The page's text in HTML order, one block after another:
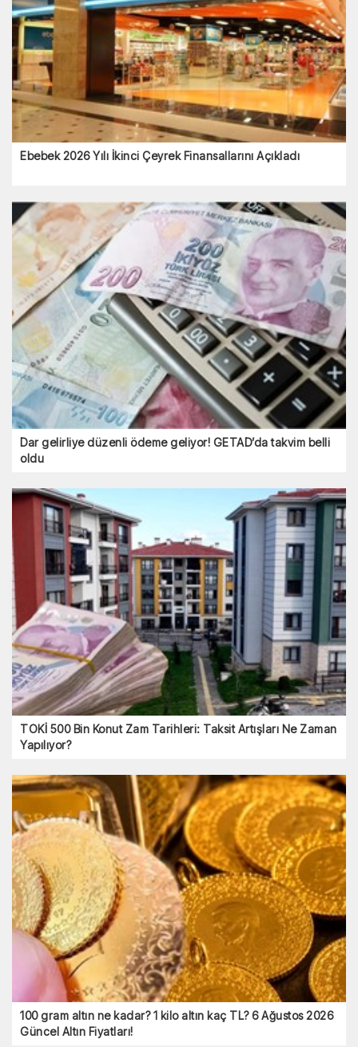
Ebebek 2026 Yılı İkinci Çeyrek Finansallarını Açıkladı
Dar gelirliye düzenli ödeme geliyor! GETAD’da takvim belli
oldu
TOKİ 500 Bin Konut Zam Tarihleri: Taksit Artışları Ne Zaman
Yapılıyor?
100 gram altın ne kadar? 1 kilo altın kaç TL? 6 Ağustos 2026
Güncel Altın Fiyatları!